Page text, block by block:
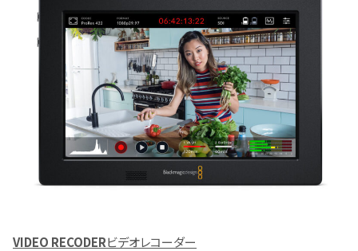
VIDEO RECODERビデオレコーダー